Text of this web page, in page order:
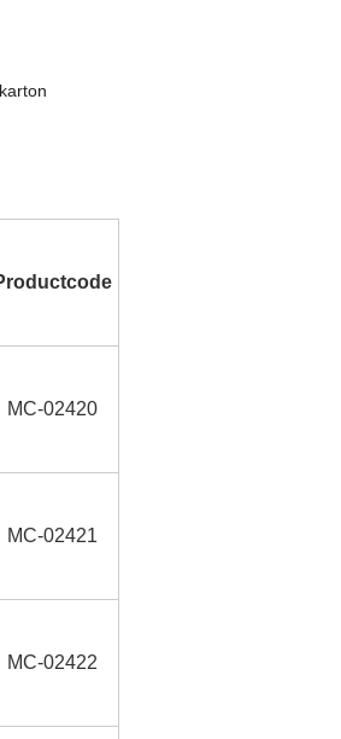
MC-02420
MC-02421
MC-02422